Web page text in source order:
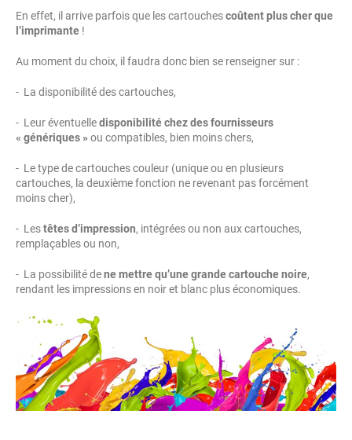
En effet, il arrive parfois que les cartouchescoûtent plus cher que
l’imprimante !
Au moment du choix, il faudra donc bien se renseigner sur :
- La disponibilité des cartouches,
- Leur éventuelledisponibilité chez des fournisseurs
« génériques »ou compatibles, bien moins chers,
- Le type de cartouches couleur (unique ou en plusieurs
cartouches, la deuxième fonction ne revenant pas forcément
moins cher),
- Lestêtes d’impression, intégrées ou non aux cartouches,
remplaçables ou non,
- La possibilité dene mettre qu’une grande cartouche noire,
rendant les impressions en noir et blanc plus économiques.